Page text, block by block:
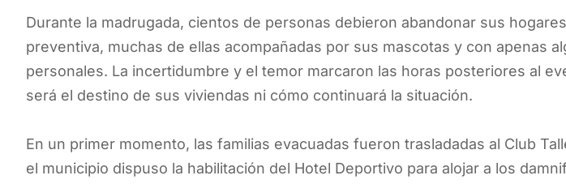
Durante la madrugada, cientos de personas debieron abandonar sus
preventiva, muchas de ellas acompañadas por sus mascotas y con apenas
personales. La incertidumbre y el temor marcaron las horas posteriores al
será el destino de sus viviendas ni cómo continuará la situación.
En un primer momento, las familias evacuadas fueron trasladadas al Club
el municipio dispuso la habilitación del Hotel Deportivo para alojar a los